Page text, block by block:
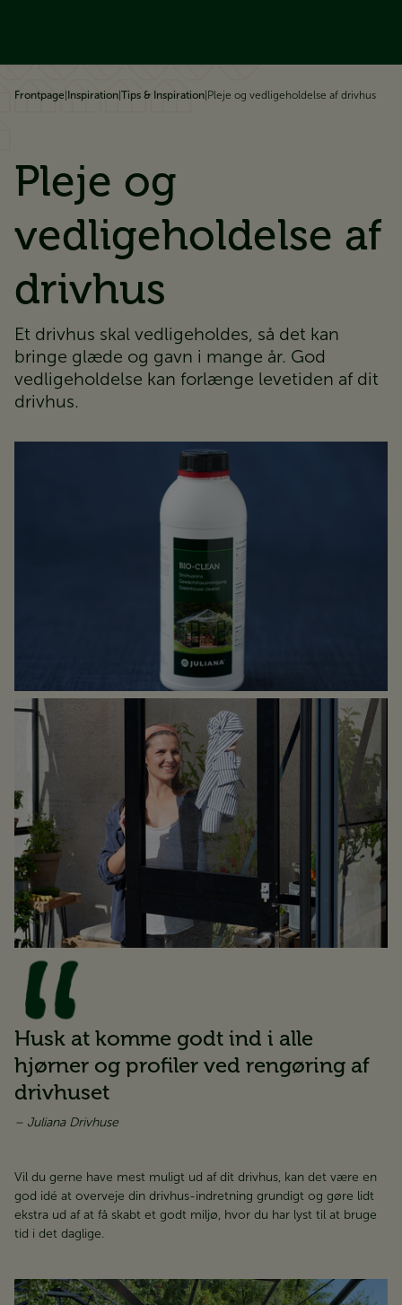
Frontpage Inspiration Tips & Inspiration Pleje og vedligeholdelse af drivhus
Pleje og
vedligeholdelse af
drivhus
Et drivhus skal vedligeholdes, så det kan
bringe glæde og gavn i mange år. God
vedligeholdelse kan forlænge levetiden af dit
drivhus. ​​​​​​​
Husk at komme godt ind i alle
hjørner og profiler ved rengøring af
drivhuset
– Juliana Drivhuse
Vil du gerne have mest muligt ud af dit drivhus, kan det være en
god idé at overveje din drivhus-indretning grundigt og gøre lidt
ekstra ud af at få skabt et godt miljø, hvor du har lyst til at bruge
tid i det daglige.